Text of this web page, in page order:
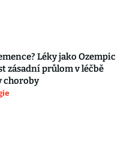
Léky jako Ozempic
zásadní průlom v léčbě
choroby